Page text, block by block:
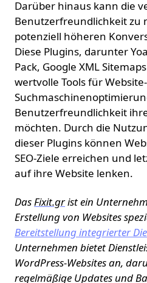
Darüber hinaus kann die
Benutzerfreundlichkeit zu
potenziell höheren
Diese Plugins, darunter
Pack, Google XML
wertvolle Tools für
Benutzerfreundlichkeit
möchten. Durch die
dieser Plugins können
SEO-Ziele erreichen und
auf ihre Website lenken.
DasFixit.grist ein
Erstellung von Websites
Bereitstellung integrierter
Unternehmen bietet
WordPress-Websites an,
regelmäßige Updates und